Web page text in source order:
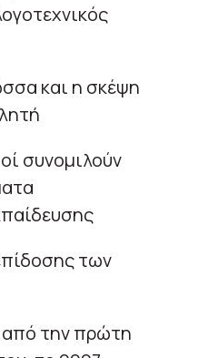
και η σκέψη
συνομιλούν
των
την πρώτη